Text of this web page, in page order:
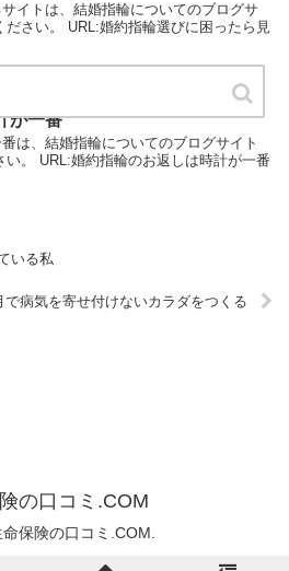
イトは、結婚指輪についてのブログサ
さい。 URL:婚約指輪選びに困ったら見
が一番
は、結婚指輪についてのブログサイト
。 URL:婚約指輪のお返しは時計が一番
いる私
で病気を寄せ付けないカラダをつくる
の口コミ.COM
保険の口コミ.COM.